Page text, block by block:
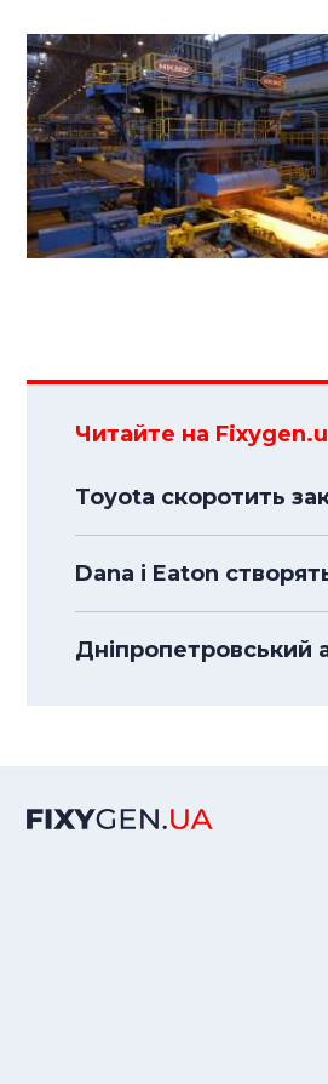
Читайте на
Toyota скоротить
Dana і Eaton
Дніпропетровський